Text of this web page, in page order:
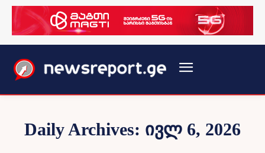
Daily Archives: ივლ 6, 2026